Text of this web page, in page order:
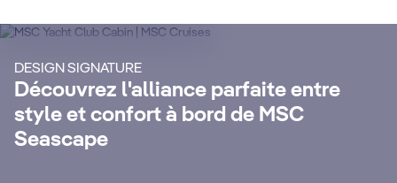
DESIGN SIGNATURE
Découvrez l'alliance parfaite entre
style et confort à bord de MSC
Seascape
MSC Yacht Club
Profitez d'une croisière luxueuse et
inoubliable avec un service de majordome
24h/24, une conciergerie dédiée, des
forfaits boissons Premium Extra et
Internet inclus et bien d'autres privilèges.